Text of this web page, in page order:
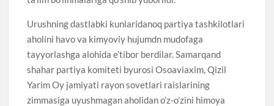
Urushning dastlabki kunlaridanoq partiya tashkilotlari
aholini havo va kimyoviy hujumdn mudofaga
tayyorlashga alohida e’tibor berdilar. Samarqand
shahar partiya komiteti byurosi Osoaviaxim, Qizil
Yarim Oy jamiyati rayon sovetlari raislarining
zimmasiga uyushmagan aholidan o’z-o’zini himoya